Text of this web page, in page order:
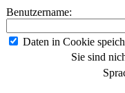
Benutzername:
Daten in Cookie
Sie sind